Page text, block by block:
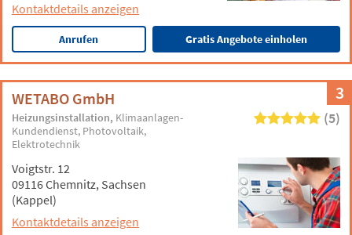
Kontaktdetails anzeigen
Anrufen Gratis Angebote einholen
3
WETABO GmbH
Heizungsinstallation Klimaanlagen-
Kundendienst Photovoltaik
Elektrotechnik
(5)
Voigtstr. 12
09116 Chemnitz, Sachsen
(Kappel)
Kontaktdetails anzeigen